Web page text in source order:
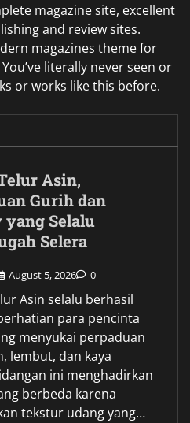
magazine site, excellent
and review sites.
magazines theme for
literally never seen or
or works like this before.
Asin,
Gurih dan
yang Selalu
Selera
August 5, 2026 0
Asin selalu berhasil
para pencinta
menyukai perpaduan
lembut, dan kaya
ini menghadirkan
berbeda karena
tekstur udang yang…